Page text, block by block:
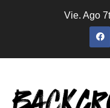
Vie. Ago